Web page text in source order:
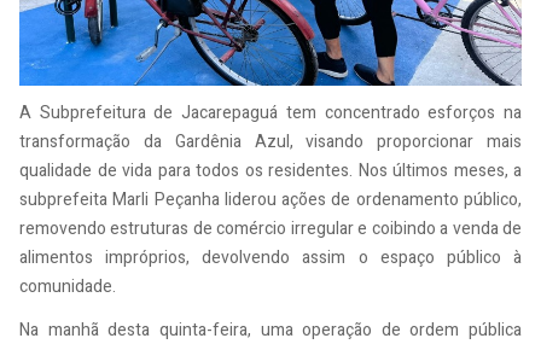
A Subprefeitura de Jacarepaguá tem concentrado esforços na
transformação da Gardênia Azul, visando proporcionar mais
qualidade de vida para todos os residentes. Nos últimos meses, a
subprefeita Marli Peçanha liderou ações de ordenamento público,
removendo estruturas de comércio irregular e coibindo a venda de
alimentos impróprios, devolvendo assim o espaço público à
comunidade.
Na manhã desta quinta-feira, uma operação de ordem pública